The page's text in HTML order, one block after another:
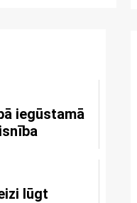
iegūstamā
lūgt